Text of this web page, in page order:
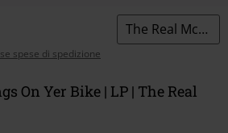
spese di spedizione
The Real McKenzies
On Yer Bike | LP | The Real